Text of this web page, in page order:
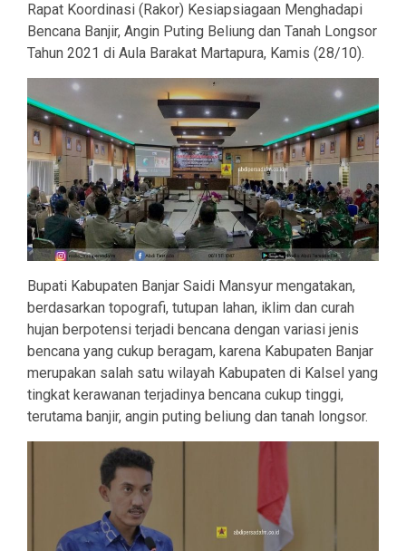
Rapat Koordinasi (Rakor) Kesiapsiagaan Menghadapi
Bencana Banjir, Angin Puting Beliung dan Tanah Longsor
Tahun 2021 di Aula Barakat Martapura, Kamis (28/10).
Bupati Kabupaten Banjar Saidi Mansyur mengatakan,
berdasarkan topografi, tutupan lahan, iklim dan curah
hujan berpotensi terjadi bencana dengan variasi jenis
bencana yang cukup beragam, karena Kabupaten Banjar
merupakan salah satu wilayah Kabupaten di Kalsel yang
tingkat kerawanan terjadinya bencana cukup tinggi,
terutama banjir, angin puting beliung dan tanah longsor.